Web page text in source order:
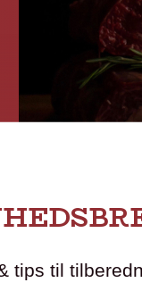
tips til